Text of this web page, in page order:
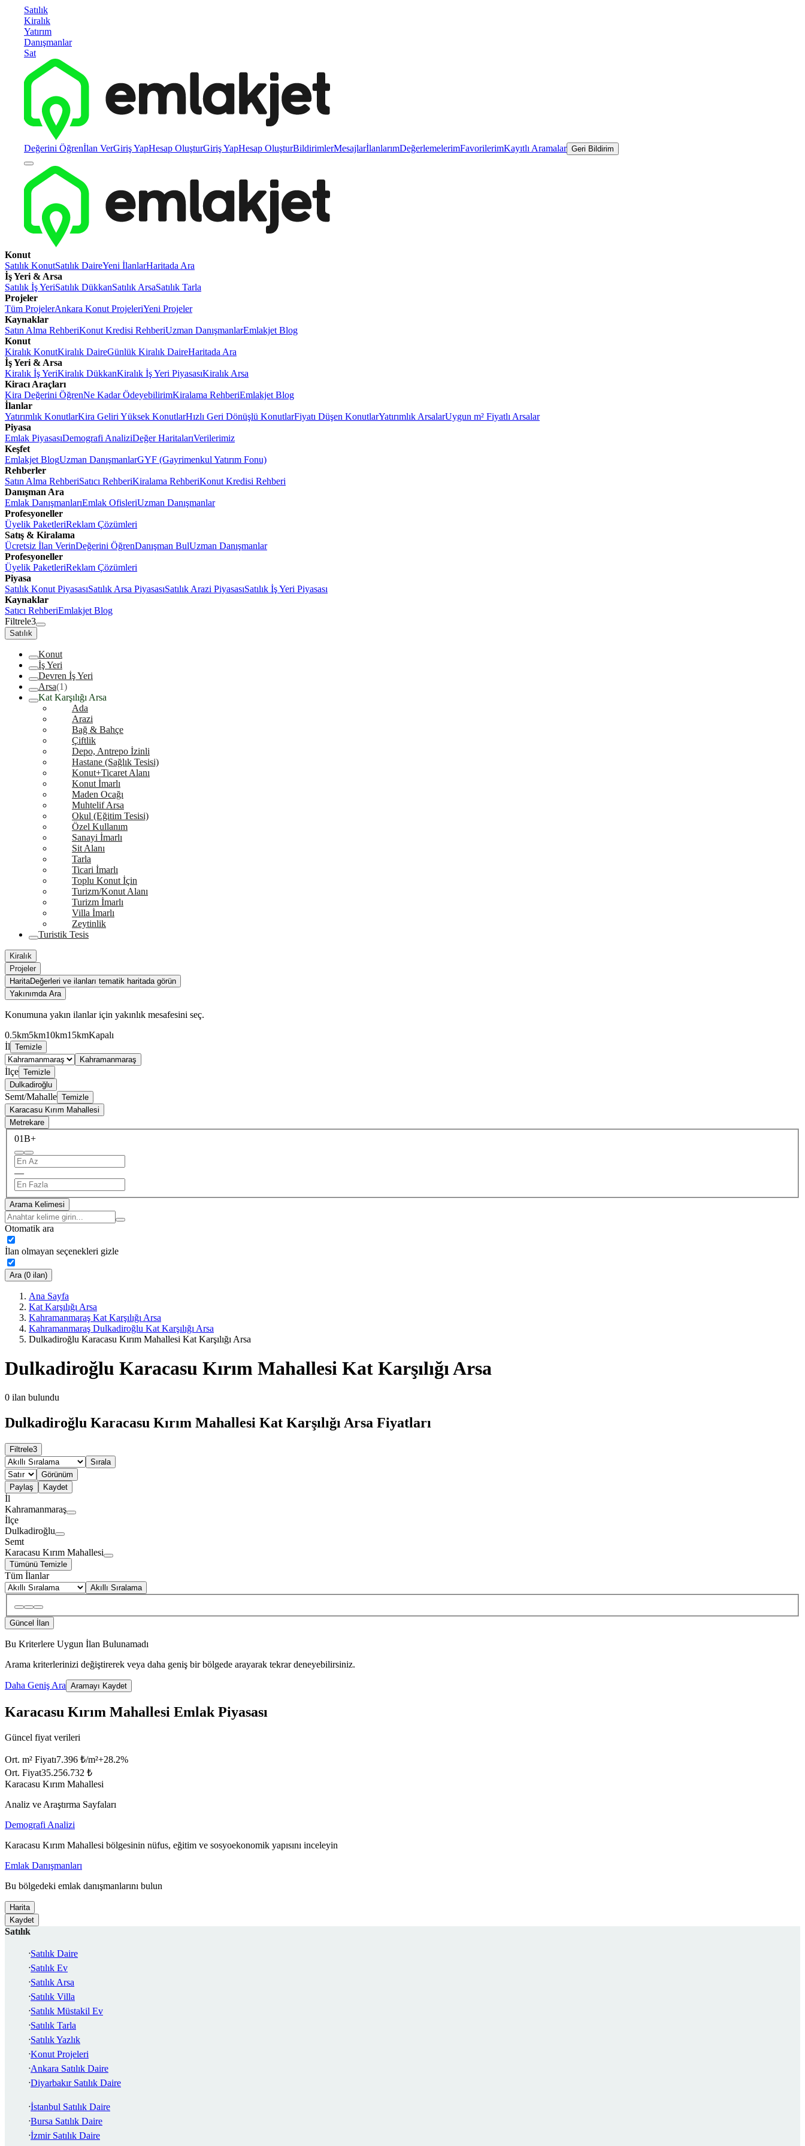
Satılık
Kiralık
Yatırım
Danışmanlar
Sat
Değerini Öğrenİlan VerGiriş YapHesap OluşturGiriş YapHesap OluşturBildirimlerMesajlarİlanlarımDeğerlemelerimFavorilerimKayıtlı Aramalar Geri Bildirim
Konut
Satılık KonutSatılık DaireYeni İlanlarHaritada Ara
İş Yeri & Arsa
Satılık İş YeriSatılık DükkanSatılık ArsaSatılık Tarla
Projeler
Tüm ProjelerAnkara Konut ProjeleriYeni Projeler
Kaynaklar
Satın Alma RehberiKonut Kredisi RehberiUzman DanışmanlarEmlakjet Blog
Konut
Kiralık KonutKiralık DaireGünlük Kiralık DaireHaritada Ara
İş Yeri & Arsa
Kiralık İş YeriKiralık DükkanKiralık İş Yeri PiyasasıKiralık Arsa
Kiracı Araçları
Kira Değerini ÖğrenNe Kadar ÖdeyebilirimKiralama RehberiEmlakjet Blog
İlanlar
Yatırımlık KonutlarKira Geliri Yüksek KonutlarHızlı Geri Dönüşlü KonutlarFiyatı Düşen KonutlarYatırımlık ArsalarUygun m² Fiyatlı Arsalar
Piyasa
Emlak PiyasasıDemografi AnaliziDeğer HaritalarıVerilerimiz
Keşfet
Emlakjet BlogUzman DanışmanlarGYF (Gayrimenkul Yatırım Fonu)
Rehberler
Satın Alma RehberiSatıcı RehberiKiralama RehberiKonut Kredisi Rehberi
Danışman Ara
Emlak DanışmanlarıEmlak OfisleriUzman Danışmanlar
Profesyoneller
Üyelik PaketleriReklam Çözümleri
Satış & Kiralama
Ücretsiz İlan VerinDeğerini ÖğrenDanışman BulUzman Danışmanlar
Profesyoneller
Üyelik PaketleriReklam Çözümleri
Piyasa
Satılık Konut PiyasasıSatılık Arsa PiyasasıSatılık Arazi PiyasasıSatılık İş Yeri Piyasası
Kaynaklar
Satıcı RehberiEmlakjet Blog
Filtrele3
Satılık
Konut
İş Yeri
Devren İş Yeri
Arsa(1)
Kat Karşılığı Arsa
Ada
Arazi
Bağ & Bahçe
Çiftlik
Depo, Antrepo İzinli
Hastane (Sağlık Tesisi)
Konut+Ticaret Alanı
Konut İmarlı
Maden Ocağı
Muhtelif Arsa
Okul (Eğitim Tesisi)
Özel Kullanım
Sanayi İmarlı
Sit Alanı
Tarla
Ticari İmarlı
Toplu Konut İçin
Turizm/Konut Alanı
Turizm İmarlı
Villa İmarlı
Zeytinlik
Turistik Tesis
Kiralık
Projeler
HaritaDeğerleri ve ilanları tematik haritada görün
Yakınımda Ara
Konumuna yakın ilanlar için yakınlık mesafesini seç.
0.5km5km10km15kmKapalı
İl Temizle
Kahramanmaraş
İlçe Temizle
Dulkadiroğlu
Semt/Mahalle Temizle
Karacasu Kırım Mahallesi
Metrekare
01B+
—
Arama Kelimesi
Otomatik ara
İlan olmayan seçenekleri gizle
Ara (0 ilan)
Ana Sayfa
Kat Karşılığı Arsa
Kahramanmaraş Kat Karşılığı Arsa
Kahramanmaraş Dulkadiroğlu Kat Karşılığı Arsa
Dulkadiroğlu Karacasu Kırım Mahallesi Kat Karşılığı Arsa
Dulkadiroğlu Karacasu Kırım Mahallesi Kat Karşılığı Arsa
0 ilan bulundu
Dulkadiroğlu Karacasu Kırım Mahallesi Kat Karşılığı Arsa Fiyatları
Filtrele3
Sırala
Görünüm
Paylaş
Kaydet
İl
Kahramanmaraş
İlçe
Dulkadiroğlu
Semt
Karacasu Kırım Mahallesi
Tümünü Temizle
Tüm İlanlar
Akıllı Sıralama
Güncel İlan
Bu Kriterlere Uygun İlan Bulunamadı
Arama kriterlerinizi değiştirerek veya daha geniş bir bölgede arayarak tekrar deneyebilirsiniz.
Daha Geniş Ara Aramayı Kaydet
Karacasu Kırım Mahallesi Emlak Piyasası
Güncel fiyat verileri
Ort. m² Fiyatı7.396 ₺/m²+28.2%
Ort. Fiyat35.256.732 ₺
Karacasu Kırım Mahallesi
Analiz ve Araştırma Sayfaları
Demografi Analizi
Karacasu Kırım Mahallesi bölgesinin nüfus, eğitim ve sosyoekonomik yapısını inceleyin
Emlak Danışmanları
Bu bölgedeki emlak danışmanlarını bulun
Harita
Kaydet
Satılık
Satılık Daire
Satılık Ev
Satılık Arsa
Satılık Villa
Satılık Müstakil Ev
Satılık Tarla
Satılık Yazlık
Konut Projeleri
Ankara Satılık Daire
Diyarbakır Satılık Daire
İstanbul Satılık Daire
Bursa Satılık Daire
İzmir Satılık Daire